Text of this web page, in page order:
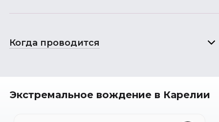
Когда проводится
Экстремальное вождение в Карелии